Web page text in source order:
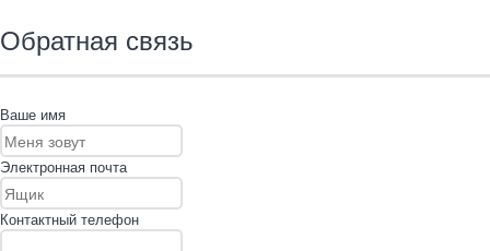
Обратная связь
Ваше имя
Электронная почта
Контактный телефон